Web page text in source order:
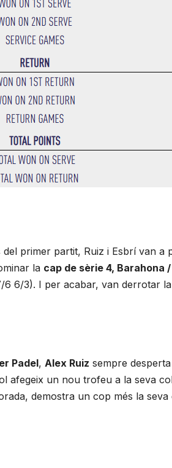
primer partit, Ruiz i Esbrí van a
la cap de sèrie 4, Barahona
6 6/3). I per acabar, van derrotar la
Padel, Alex Ruiz sempre
afegeix un nou trofeu a la seva
demostra un cop més la